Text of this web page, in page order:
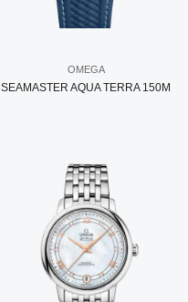
OMEGA
SEAMASTER AQUA TERRA 150M